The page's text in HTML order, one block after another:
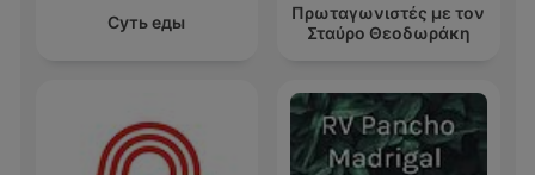
Суть еды
Πρωταγωνιστές με τον
Σταύρο Θεοδωράκη